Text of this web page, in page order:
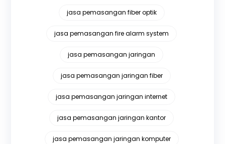
jasa pemasangan fiber optik
jasa pemasangan fire alarm system
jasa pemasangan jaringan
jasa pemasangan jaringan fiber
jasa pemasangan jaringan internet
jasa pemasangan jaringan kantor
jasa pemasangan jaringan komputer